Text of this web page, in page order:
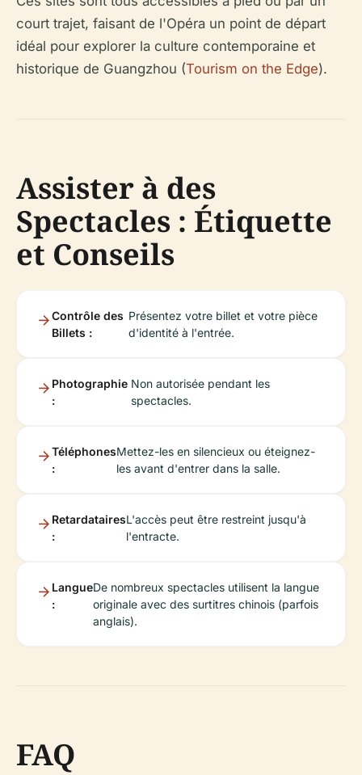
court trajet, faisant de l'Opéra un point de départ
idéal pour explorer la culture contemporaine et
historique de Guangzhou (Tourism on the Edge).
Assister à des
Spectacles : Étiquette
et Conseils
Contrôle des
Billets :
Présentez votre billet et votre pièce
d'identité à l'entrée.
Photographie
:
Non autorisée pendant les
spectacles.
Téléphones
:
Mettez-les en silencieux ou éteignez-
les avant d'entrer dans la salle.
Retardataires
:
L'accès peut être restreint jusqu'à
l'entracte.
Langue
:
De nombreux spectacles utilisent la langue
originale avec des surtitres chinois (parfois
anglais).
FAQ